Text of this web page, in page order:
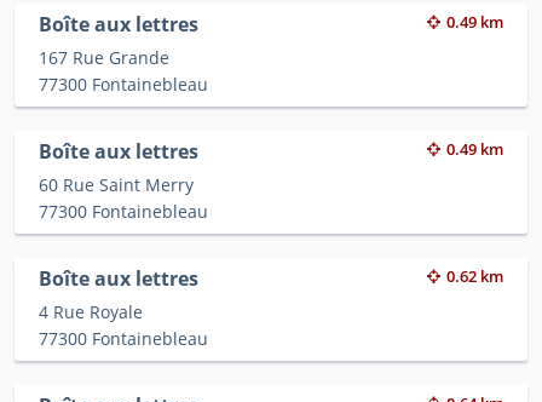
Boîte aux lettres 0.49 km
167 Rue Grande
77300 Fontainebleau
Boîte aux lettres 0.49 km
60 Rue Saint Merry
77300 Fontainebleau
Boîte aux lettres 0.62 km
4 Rue Royale
77300 Fontainebleau